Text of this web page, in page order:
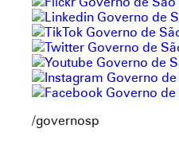
/governosp